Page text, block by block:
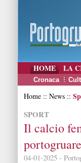
HOME LA
Cronaca
Home :: News ::
SPORT
Il calcio
04-01-2025 -